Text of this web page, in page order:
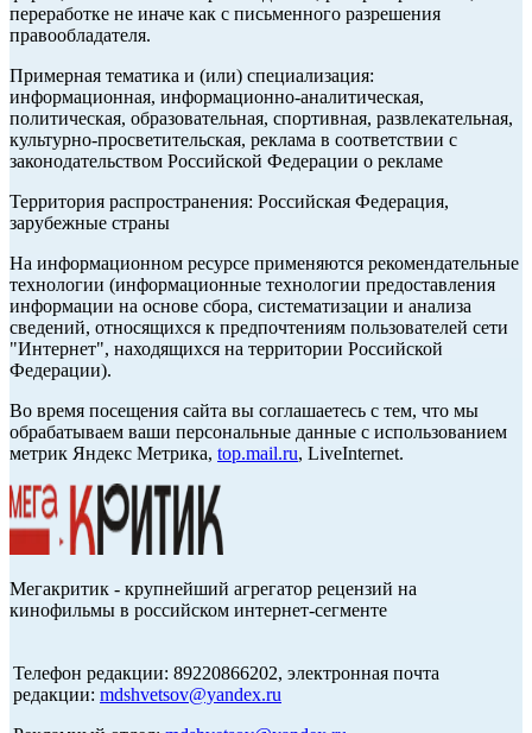
переработке не иначе как с письменного разрешения
правообладателя.
Примерная тематика и (или) специализация:
информационная, информационно-аналитическая,
политическая, образовательная, спортивная, развлекательная,
культурно-просветительская, реклама в соответствии с
законодательством Российской Федерации о рекламе
Территория распространения: Российская Федерация,
зарубежные страны
На информационном ресурсе применяются рекомендательные
технологии (информационные технологии предоставления
информации на основе сбора, систематизации и анализа
сведений, относящихся к предпочтениям пользователей сети
"Интернет", находящихся на территории Российской
Федерации).
Во время посещения сайта вы соглашаетесь с тем, что мы
обрабатываем ваши персональные данные с использованием
метрик Яндекс Метрика, top.mail.ru, LiveInternet.
Мегакритик - крупнейший агрегатор рецензий на
кинофильмы в российском интернет-сегменте
Телефон редакции: 89220866202, электронная почта
редакции: mdshvetsov@yandex.ru